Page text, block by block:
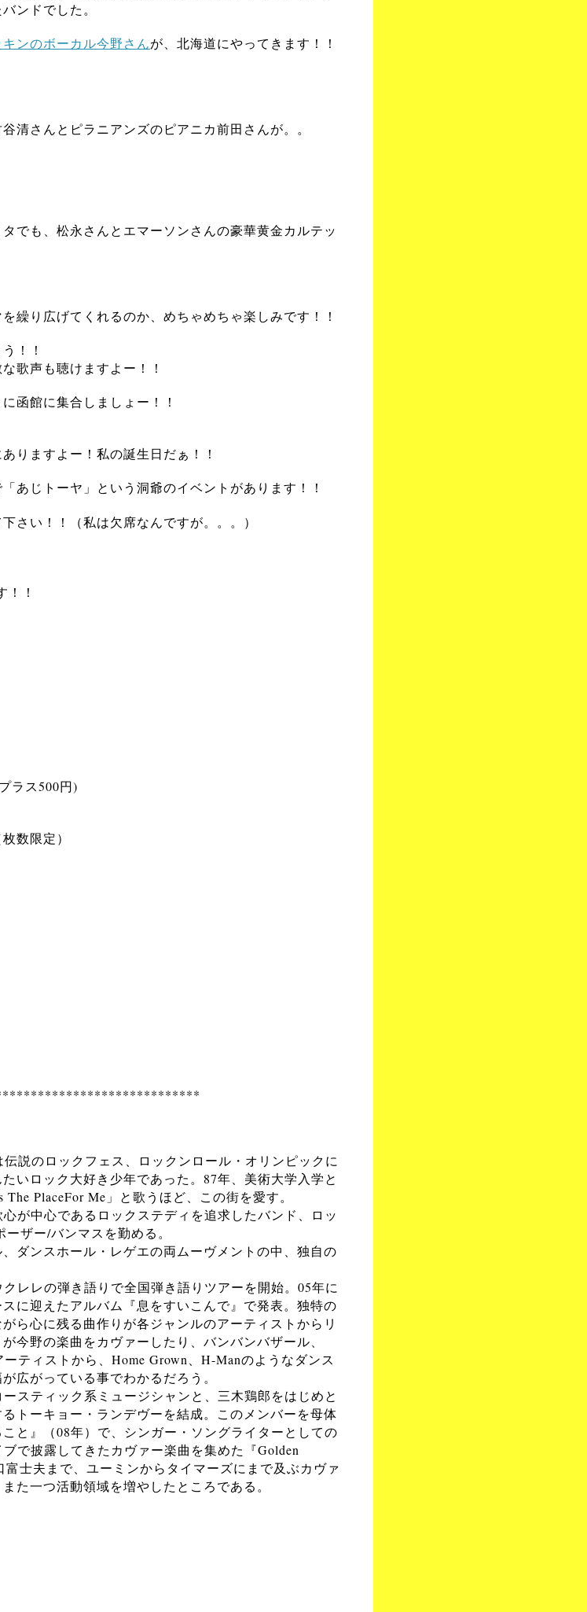
ンドでした。
キンのボーカル今野さんが、北海道にやってきます！！
清さんとピラニアンズのピアニカ前田さんが。。
でも、松永さんとエマーソンさんの豪華黄金カルテッ
繰り広げてくれるのか、めちゃめちゃ楽しみです！！
！！
歌声も聴けますよー！！
函館に集合しましょー！！
りますよー！私の誕生日だぁ！！
あじトーヤ」という洞爺のイベントがあります！！
さい！！（私は欠席なんですが。。。）
！
ラス500円)
数限定）
説のロックフェス、ロックンロール・オリンピックに
いロック大好き少年であった。87年、美術大学入学と
PlaceFor Me」と歌うほど、この街を愛す。
が中心であるロックステディを追求したバンド、ロッ
ザー/バンマスを勤める。
ダンスホール・レゲエの両ムーヴメントの中、独自の
レレの弾き語りで全国弾き語りツアーを開始。05年に
に迎えたアルバム『息をすいこんで』で発表。独特の
ら心に残る曲作りが各ジャンルのアーティストからリ
今野の楽曲をカヴァーしたり、バンバンバザール、
ティストから、Home Grown、H-Manのようなダンス
広がっている事でわかるだろう。
スティック系ミュージシャンと、三木鶏郎をはじめと
トーキョー・ランデヴーを結成。このメンバーを母体
と』（08年）で、シンガー・ソングライターとしての
で披露してきたカヴァー楽曲を集めた『Golden
士夫まで、ユーミンからタイマーズにまで及ぶカヴァ
た一つ活動領域を増やしたところである。